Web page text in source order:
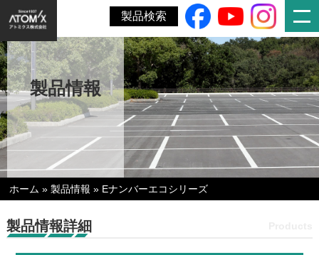
製品検索
製品情報
ホーム »製品情報 » Eナンバーエコシリーズ
製品情報詳細